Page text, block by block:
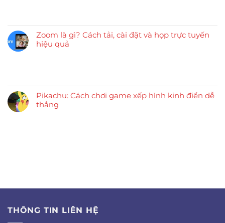
Zoom là gì? Cách tải, cài đặt và họp trực tuyến
hiệu quả
Pikachu: Cách chơi game xếp hình kinh điển dễ
thắng
THÔNG TIN LIÊN HỆ